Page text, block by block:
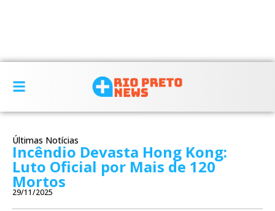
Últimas Notícias
Incêndio Devasta Hong Kong:
Luto Oficial por Mais de 120
Mortos
29/11/2025